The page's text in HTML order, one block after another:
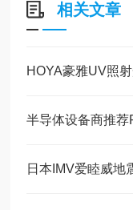
相关文章
HOYA豪雅UV照